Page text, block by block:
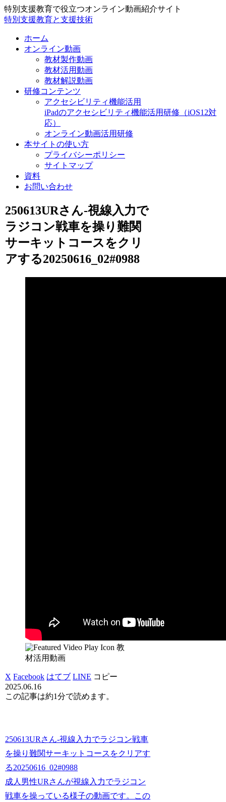
特別支援教育で役立つオンライン動画紹介サイト
特別支援教育と支援技術
ホーム
オンライン動画
教材製作動画
教材活用動画
教材解説動画
研修コンテンツ
アクセシビリティ機能活用
iPadのアクセシビリティ機能活用研修（iOS12対
応）
オンライン動画活用研修
本サイトの使い方
プライバシーポリシー
サイトマップ
資料
お問い合わせ
250613URさん-視線入力で
ラジコン戦車を操り難関
サーキットコースをクリ
アする20250616_02#0988
教
材活用動画
X Facebook はてブ LINE コピー
2025.06.16
この記事は約1分で読めます。
250613URさん-視線入力でラジコン戦車
を操り難関サーキットコースをクリアす
る20250616_02#0988
成人男性URさんが視線入力でラジコン
戦車を操っている様子の動画です。この